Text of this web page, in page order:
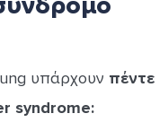
υπάρχουν πέντε
syndrome: